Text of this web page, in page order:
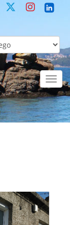
Toggle
Onde estamos